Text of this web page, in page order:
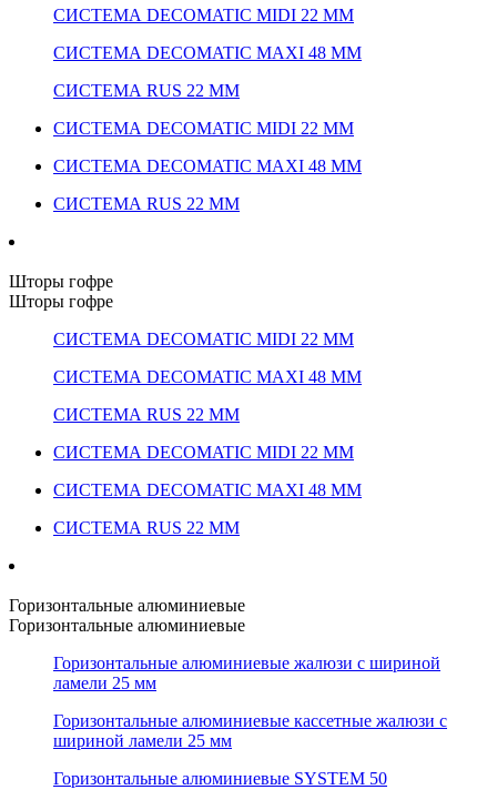
СИСТЕМА DECOMATIC MIDI 22 ММ
СИСТЕМА DECOMATIC MAXI 48 ММ
СИСТЕМА RUS 22 ММ
СИСТЕМА DECOMATIC MIDI 22 ММ
СИСТЕМА DECOMATIC MAXI 48 ММ
СИСТЕМА RUS 22 ММ
Шторы гофре
Шторы гофре
СИСТЕМА DECOMATIC MIDI 22 ММ
СИСТЕМА DECOMATIC MAXI 48 ММ
СИСТЕМА RUS 22 ММ
СИСТЕМА DECOMATIC MIDI 22 ММ
СИСТЕМА DECOMATIC MAXI 48 ММ
СИСТЕМА RUS 22 ММ
Горизонтальные алюминиевые
Горизонтальные алюминиевые
Горизонтальные алюминиевые жалюзи с шириной
ламели 25 мм
Горизонтальные алюминиевые кассетные жалюзи с
шириной ламели 25 мм
Горизонтальные алюминиевые SYSTEM 50